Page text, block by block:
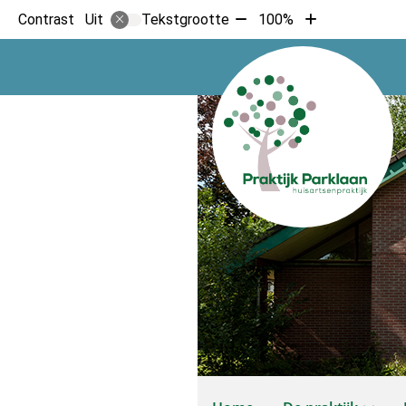
Contrast Uit Tekstgrootte Tekst
verkleinen
met
10%
100%
Tekst
vergroten
met